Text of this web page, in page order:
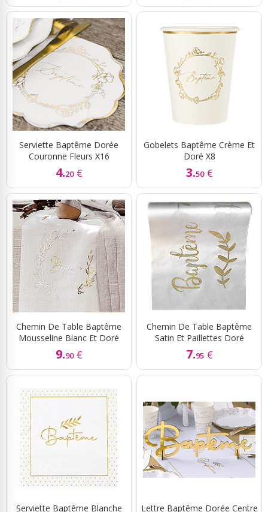
Serviette Baptême Dorée
Couronne Fleurs X16
4.20 €
Gobelets Baptême Crème Et
Doré X8
3.50 €
Chemin De Table Baptême
Mousseline Blanc Et Doré
9.90 €
Chemin De Table Baptême
Satin Et Paillettes Doré
7.95 €
Serviette Baptême Blanche Lettre Baptême Dorée Centre